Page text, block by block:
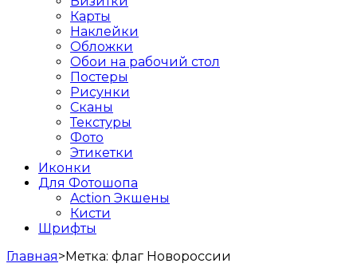
Карты
Наклейки
Обложки
Обои на рабочий стол
Постеры
Рисунки
Сканы
Текстуры
Фото
Этикетки
Иконки
Для Фотошопа
Action Экшены
Кисти
Шрифты
Главная>Метка: флаг Новороссии